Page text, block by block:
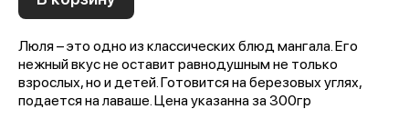
Люля – это одно из классических блюд мангала. Его
нежный вкус не оставит равнодушным не только
взрослых, но и детей. Готовится на березовых углях,
подается на лаваше. Цена указанна за 300гр